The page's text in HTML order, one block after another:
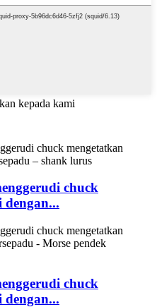
kepada kami
chuck
dengan...
chuck
dengan...